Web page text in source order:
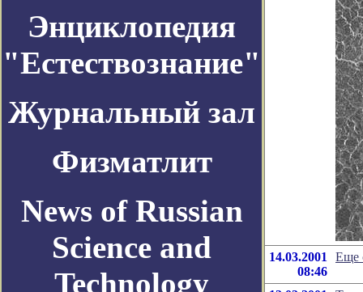
Энциклопедия
"Естествознание"
Журнальный зал
Физматлит
News of Russian
Science and
Technology
14.03.2001
08:46
Еще